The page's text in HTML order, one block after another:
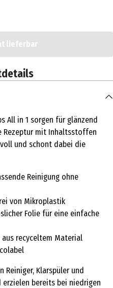
lieferbar
All in 1 sorgen für glänzend
Rezeptur mit Inhaltsstoffen
und schont dabei die
Reinigung ohne
von Mikroplastik
Folie für eine einfache
recyceltem Material
Reiniger, Klarspüler und
bereits bei niedrigen